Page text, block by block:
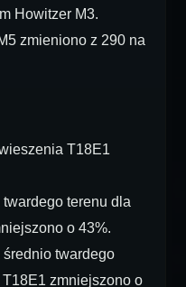
Howitzer M3.
zmieniono z 290 na
T18E1
terenu dla
o 43%.
twardego
zmniejszono o